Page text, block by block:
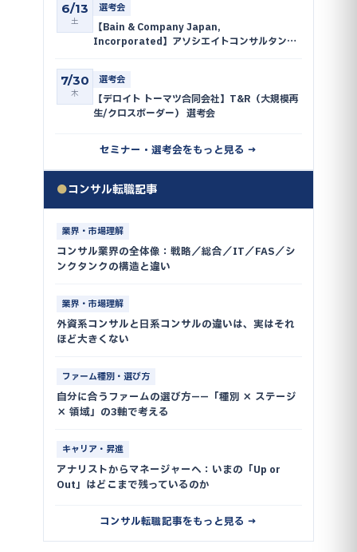
6/13
土
選考会
【Bain & Company Japan,
Incorporated】アソシエイトコンサルタン
7/30
木
選考会
【デロイト トーマツ合同会社】T&R（大規模再
生/クロスボーダー） 選考会
セミナー・選考会をもっと見る →
●コンサル転職記事
業界・市場理解
コンサル業界の全体像：戦略／総合／IT／FAS／シ
ンクタンクの構造と違い
業界・市場理解
外資系コンサルと日系コンサルの違いは、実はそれ
ほど大きくない
ファーム種別・選び方
自分に合うファームの選び方——「種別 × ステージ
× 領域」の3軸で考える
キャリア・昇進
アナリストからマネージャーへ：いまの「Up or
Out」はどこまで残っているのか
コンサル転職記事をもっと見る →